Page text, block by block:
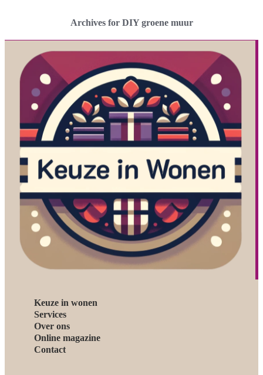
Archives for DIY groene muur
Keuze in wonen
Services
Over ons
Online magazine
Contact